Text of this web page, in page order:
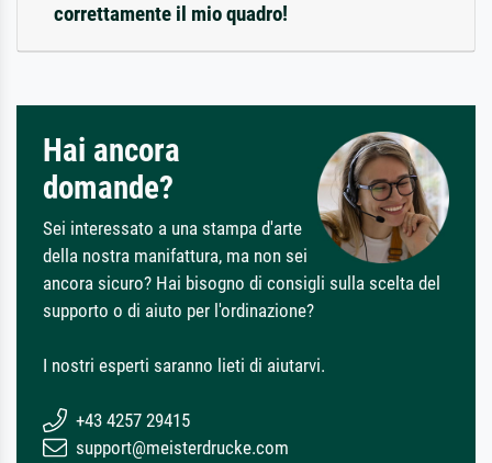
correttamente il mio quadro!
Hai ancora
domande?
Sei interessato a una stampa d'arte
della nostra manifattura, ma non sei
ancora sicuro? Hai bisogno di consigli sulla scelta del
supporto o di aiuto per l'ordinazione?
I nostri esperti saranno lieti di aiutarvi.
+43 4257 29415
support@meisterdrucke.com